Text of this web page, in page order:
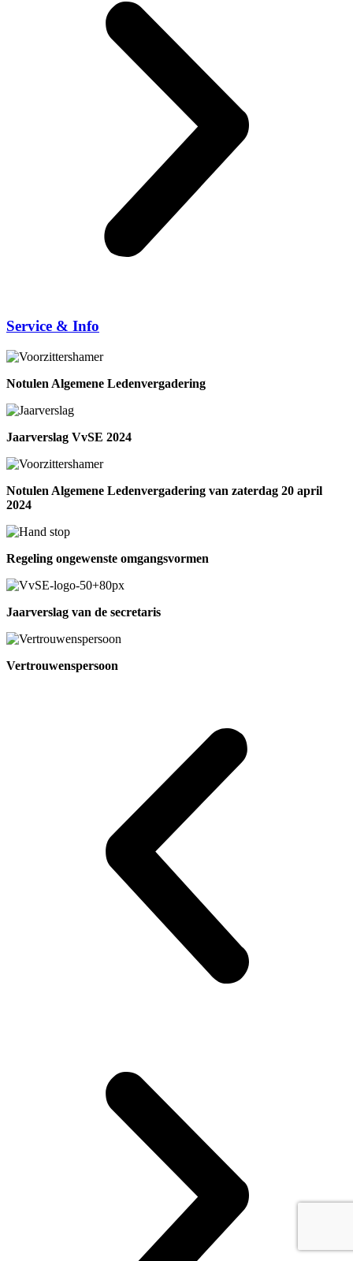
Service & Info
Notulen Algemene Ledenvergadering
Jaarverslag VvSE 2024
Notulen Algemene Ledenvergadering van zaterdag 20 april
2024
Regeling ongewenste omgangsvormen
Jaarverslag van de secretaris
Vertrouwenspersoon